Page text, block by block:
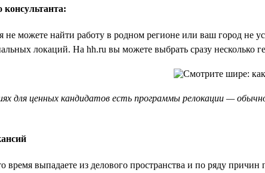
консультанта:
не можете найти работу в родном регионе или ваш город не
локаций. На hh.ru вы можете выбрать сразу несколько
для ценных кандидатов есть программы релокации —
время выпадаете из делового пространства и по ряду